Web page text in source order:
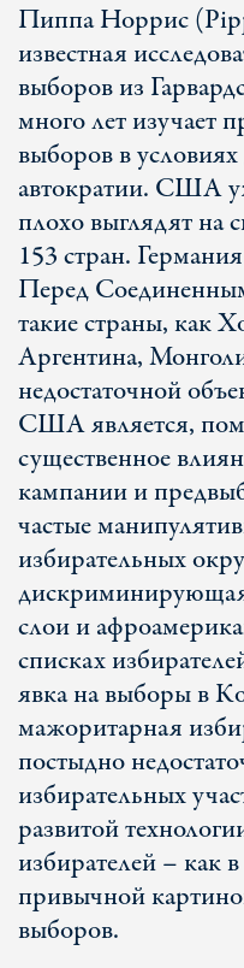
Пиппа Норрис
известная
выборов из
много лет изучает
выборов в
автократии. США
плохо выглядят на
153 стран.
Перед
такие страны, как
Аргентина,
недостаточной
США является,
существенное
кампании и
частые
избирательных
слои и
списках
явка на выборы в
мажоритарная
постыдно
избирательных
развитой
избирателей – как
привычной
выборов.